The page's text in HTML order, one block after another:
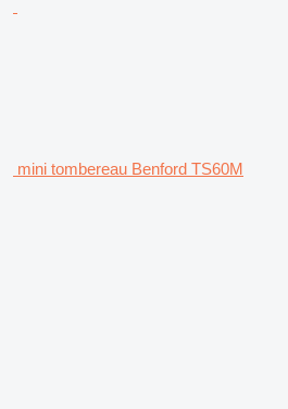
mini tombereau Benford TS60M